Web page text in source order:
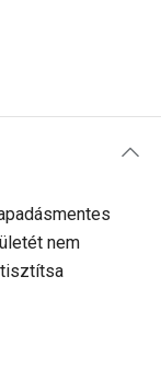
nem
tisztítsa